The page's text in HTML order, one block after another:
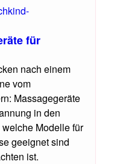
für
nach einem
vom
Massagegeräte
in den
Modelle für
geeignet sind
ist.